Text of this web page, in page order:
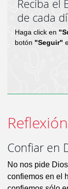
Reciba el
de cada
Haga click en
botón "Seguir"
Confiar en
No nos pide
confiemos en el